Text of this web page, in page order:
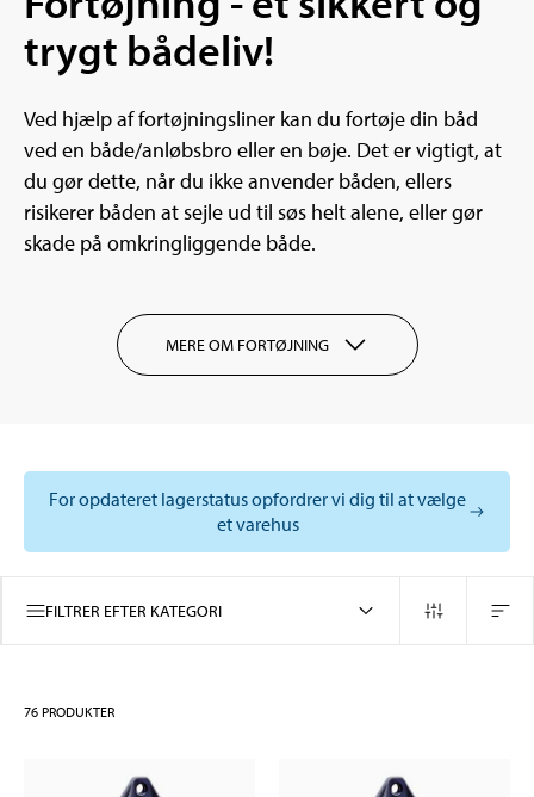
trygt bådeliv!
Ved hjælp af fortøjningsliner kan du fortøje din båd
ved en både/anløbsbro eller en bøje. Det er vigtigt, at
du gør dette, når du ikke anvender båden, ellers
risikerer båden at sejle ud til søs helt alene, eller gør
skade på omkringliggende både.
MERE OM FORTØJNING
For opdateret lagerstatus opfordrer vi dig til at vælge
et varehus
FILTRER EFTER KATEGORI
76 PRODUKTER